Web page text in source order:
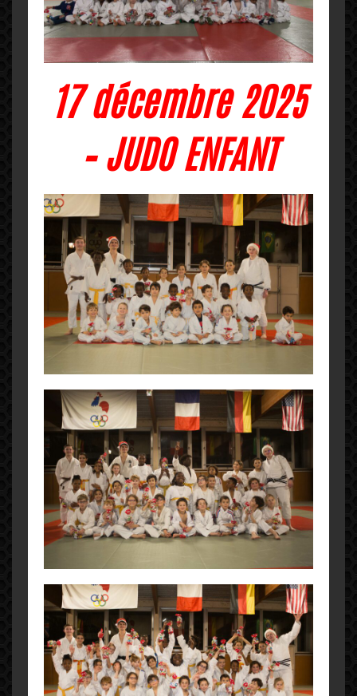
17 décembre 2025
– JUDO ENFANT